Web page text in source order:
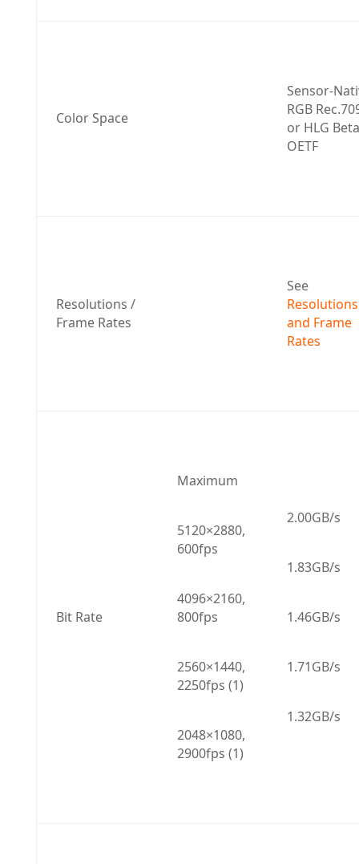
Color Space
Sensor-
RGB
or HLG Beta
OETF
Resolutions /
Frame Rates
See
Resolutions
and Frame
Rates
Bit Rate
Maximum
5120×2880,
600fps
4096×2160,
800fps
2560×1440,
2250fps (1)
2048×1080,
2900fps (1)
2.00GB/s
1.83GB/s
1.46GB/s
1.71GB/s
1.32GB/s